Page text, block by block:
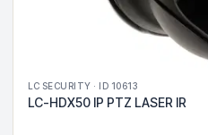
LC SECURITY · ID 10613
LC-HDX50 IP PTZ LASER IR